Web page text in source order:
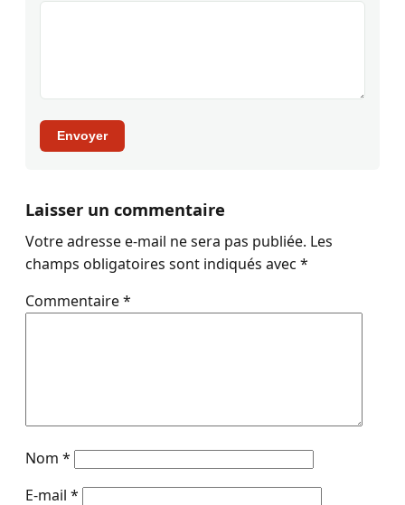
Envoyer
Laisser un commentaire
Votre adresse e-mail ne sera pas publiée. Les
champs obligatoires sont indiqués avec *
Commentaire*
Nom *
E-mail *